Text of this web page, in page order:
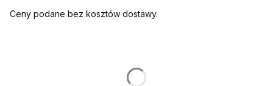
Ceny podane bez kosztów dostawy.